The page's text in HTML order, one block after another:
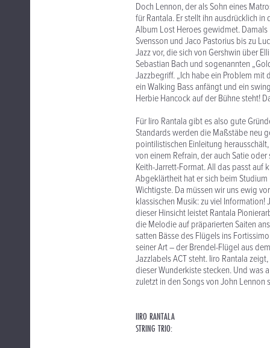
Doch Lennon, der als Sohn eines
für Rantala. Er stellt ihn ausdrücklich
Album Lost Heroes gewidmet. Damals
Svensson und Jaco Pastorius bis zu
Jazz vor, die sich von Gershwin über
Sebastian Bach und sogenannten
Jazzbegriff. „Ich habe ein Problem mit
ein Walking Bass anfängt und ein
Herbie Hancock auf der Bühne steht!
Für Iiro Rantala gibt es also gute
Standards werden die Maßstäbe neu
pointilistischen Einleitung
von einem Refrain, der auch Satie
Keith-Jarrett-Format. All das passt auf
Abgeklärtheit hat er sich beim
Wichtigste. Da müssen wir uns ewig
klassischen Musik: zu viel
dieser Hinsicht leistet Rantala
die Melodie auf präparierten Saiten
satten Bässe des Flügels ins
seiner Art – der Brendel-Flügel aus
Jazzlabels ACT steht. Iiro Rantala
dieser Wunderkiste stecken. Und was
zuletzt in den Songs von John Lennon
IIRO RANTALA
STRING TRIO: